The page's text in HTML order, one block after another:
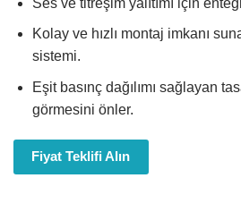
Kolay ve hızlı montaj imkanı
sistemi.
Eşit basınç dağılımı sağlayan
görmesini önler.
Fiyat Teklifi Alın